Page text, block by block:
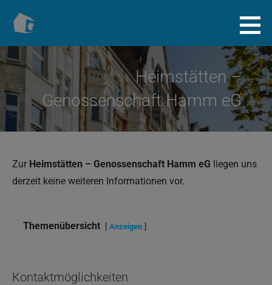
Inhalt
Baugenossenschaft.info
Heimstätten –
Genossenschaft Hamm eG
Zur Heimstätten – Genossenschaft Hamm eG liegen uns
derzeit keine weiteren Informationen vor.
Themenübersicht Anzeigen
Kontaktmöglichkeiten